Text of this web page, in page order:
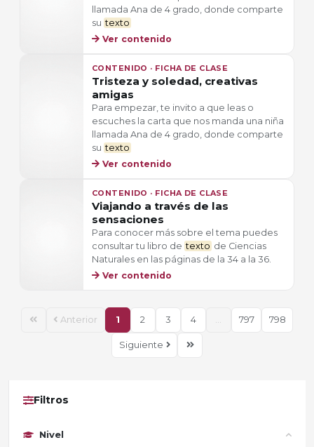
llamada Ana de 4 grado, donde comparte
su texto
Ver contenido
CONTENIDO · FICHA DE CLASE
Tristeza y soledad, creativas
amigas
Para empezar, te invito a que leas o
escuches la carta que nos manda una niña
llamada Ana de 4 grado, donde comparte
su texto
Ver contenido
CONTENIDO · FICHA DE CLASE
Viajando a través de las
sensaciones
Para conocer más sobre el tema puedes
consultar tu libro de texto de Ciencias
Naturales en las páginas de la 34 a la 36.
Ver contenido
Anterior 1 2 3 4 ... 797 798
Siguiente
Filtros
Nivel